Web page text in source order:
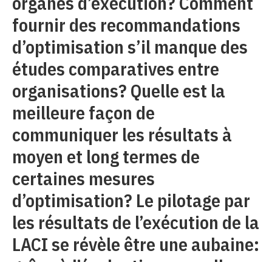
fournir des recommandations
d’optimisation s’il manque des
études comparatives entre
organisations? Quelle est la
meilleure façon de
communiquer les résultats à
moyen et long termes de
certaines mesures
d’optimisation? Le pilotage par
les résultats de l’exécution de la
LACI se révèle être une aubaine: